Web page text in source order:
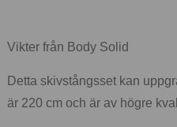
Vikter från Body Solid
Detta skivstångsset kan
är 220 cm och är av högre